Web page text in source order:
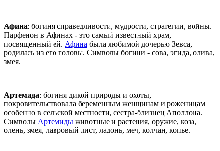
Афина: богиня справедливости, мудрости, стратегии, войны.
Парфенон в Афинах - это самый известный храм,
посвященный ей. Афина была любимой дочерью Зевса,
родилась из его головы. Символы богини - сова, эгида, олива,
змея.
Артемида: богиня дикой природы и охоты,
покровительствовала беременным женщинам и роженицам
особенно в сельской местности, сестра-близнец Аполлона.
Символы Артемиды животные и растения, оружие, коза,
олень, змея, лавровый лист, ладонь, меч, колчан, копье.